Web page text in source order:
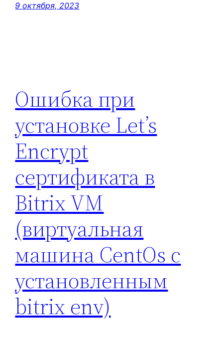
9 октября, 2023
Ошибка при
установке Let’s
Encrypt
сертификата в
Bitrix VM
(виртуальная
машина CentOs с
установленным
bitrix env)